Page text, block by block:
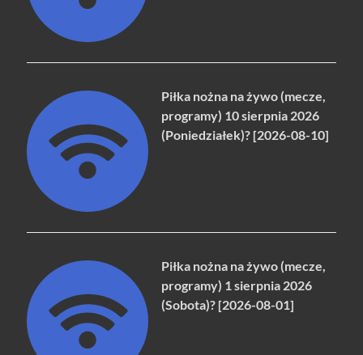
Piłka nożna na żywo (mecze,
programy) 10 sierpnia 2026
(Poniedziałek)? [2026-08-10]
Piłka nożna na żywo (mecze,
programy) 1 sierpnia 2026
(Sobota)? [2026-08-01]